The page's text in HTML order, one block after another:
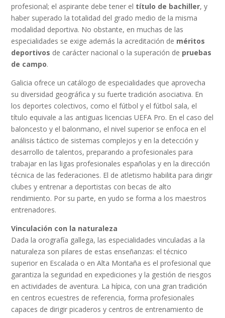
profesional; el aspirante debe tener el título de bachiller, y
haber superado la totalidad del grado medio de la misma
modalidad deportiva. No obstante, en muchas de las
especialidades se exige además la acreditación de méritos
deportivos de carácter nacional o la superación de pruebas
de campo.
Galicia ofrece un catálogo de especialidades que aprovecha
su diversidad geográfica y su fuerte tradición asociativa. En
los deportes colectivos, como el fútbol y el fútbol sala, el
título equivale a las antiguas licencias UEFA Pro. En el caso del
baloncesto y el balonmano, el nivel superior se enfoca en el
análisis táctico de sistemas complejos y en la detección y
desarrollo de talentos, preparando a profesionales para
trabajar en las ligas profesionales españolas y en la dirección
técnica de las federaciones. El de atletismo habilita para dirigir
clubes y entrenar a deportistas con becas de alto
rendimiento. Por su parte, en yudo se forma a los maestros
entrenadores.
Vinculación con la naturaleza
Dada la orografía gallega, las especialidades vinculadas a la
naturaleza son pilares de estas enseñanzas: el técnico
superior en Escalada o en Alta Montaña es el profesional que
garantiza la seguridad en expediciones y la gestión de riesgos
en actividades de aventura. La hípica, con una gran tradición
en centros ecuestres de referencia, forma profesionales
capaces de dirigir picaderos y centros de entrenamiento de